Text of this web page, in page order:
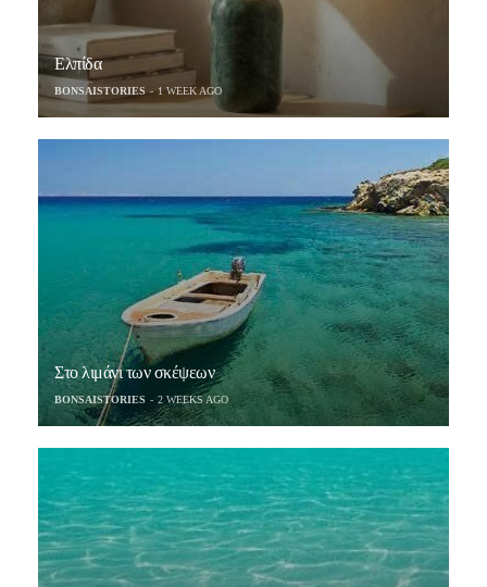
Ελπίδα
BONSAISTORIES 1 WEEK AGO
Στο λιμάνι των σκέψεων
BONSAISTORIES 2 WEEKS AGO